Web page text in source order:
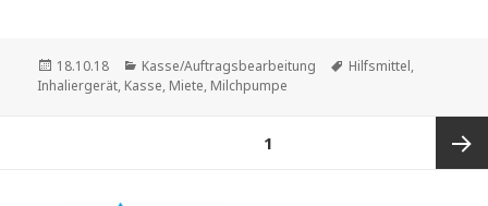
Veröffentlicht
am
18.10.18 Kategorien
Kasse/Auftragsbearbeitung Schlagwörter
Hilfsmittel,
Inhaliergerät, Kasse, Miete, Milchpumpe
1